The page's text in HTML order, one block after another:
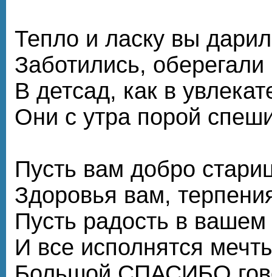
Тепло и ласку вы
Заботились,
В детсад, как в
Они с утра порой
Пусть вам добро
Здоровья вам,
Пусть радость в вашем
И все исполнятся